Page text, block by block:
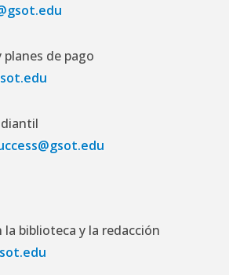
planes de pago
la biblioteca y la redacción